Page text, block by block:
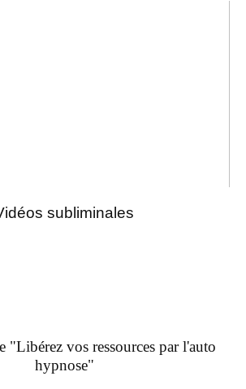
subliminales
"Libérez vos ressources par l'auto
hypnose"